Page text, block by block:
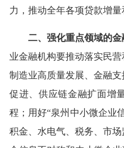
力，推动全年各项贷款增量
二、强化重点领域的金
业金融机构要推动落实民
制造业高质量发展、金融
促进、供应链金融扩面增
程；用好“泉州中小微企业
积金、水电气、税务、市